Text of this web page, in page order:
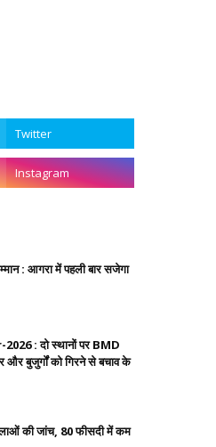
: आगरा में पहली बार सजेगा
: दो स्थानों पर BMD
और बुजुर्गों को गिरने से बचाव के
की जांच, 80 फीसदी में कम